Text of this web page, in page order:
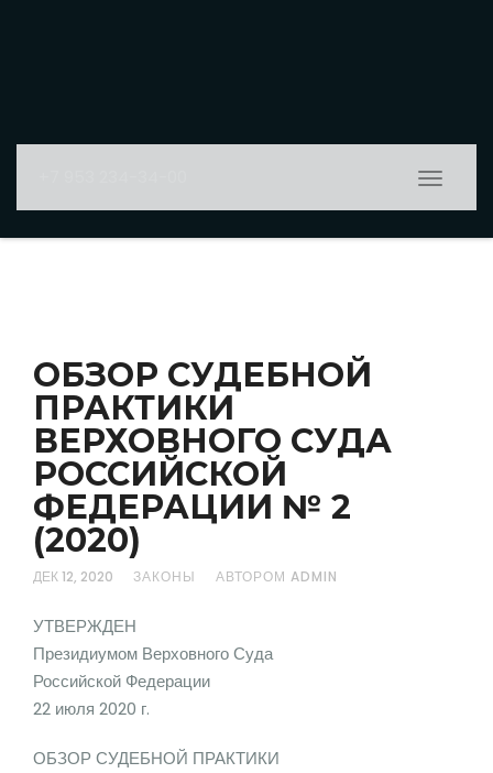
ОБЗОР СУДЕБНОЙ
ПРАКТИКИ
ВЕРХОВНОГО СУДА
РОССИЙСКОЙ
ФЕДЕРАЦИИ № 2
(2020)
ДЕК 12, 2020 ЗАКОНЫ АВТОРОМ ADMIN
УТВЕРЖДЕН
Президиумом Верховного Суда
Российской Федерации
22 июля 2020 г.
ОБЗОР СУДЕБНОЙ ПРАКТИКИ